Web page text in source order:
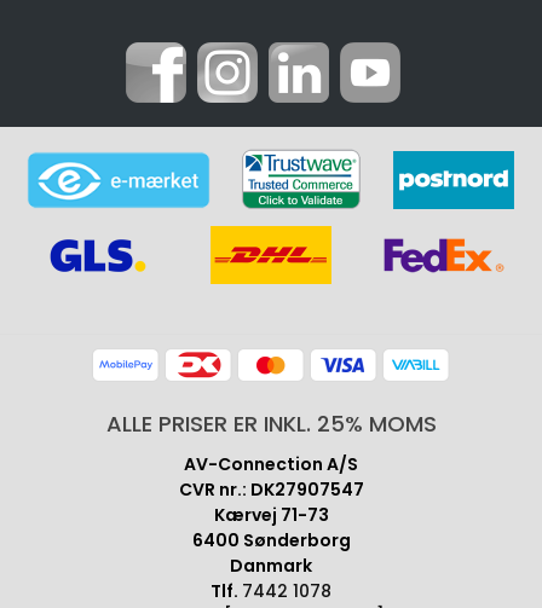
ALLE PRISER ER INKL. 25% MOMS
AV-Connection A/S
CVR nr.: DK27907547
Kærvej 71-73
6400 Sønderborg
Danmark
Tlf. 7442 1078